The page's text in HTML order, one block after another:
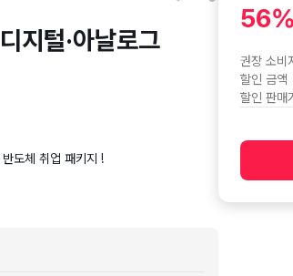
지털·아날로그
도체 취업 패키지 !
56
권장 소비
할인 금액
할인 판매